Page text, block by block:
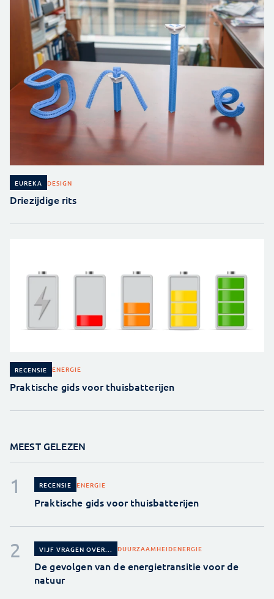
EUREKA DESIGN
Driezijdige rits
RECENSIE ENERGIE
Praktische gids voor thuisbatterijen
MEEST GELEZEN
RECENSIE ENERGIE
Praktische gids voor thuisbatterijen
VIJF VRAGEN OVER... DUURZAAMHEIDENERGIE
De gevolgen van de energietransitie voor de
natuur